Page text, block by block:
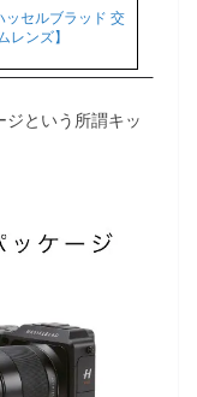
ッセルブラッド 交
レンズ】
ジという所謂キッ